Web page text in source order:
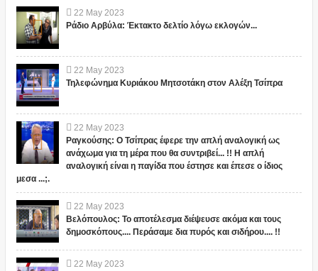
22 May 2023
Ράδιο Αρβύλα: Έκτακτο δελτίο λόγω εκλογών...
22 May 2023
Τηλεφώνημα Κυριάκου Μητσοτάκη στον Αλέξη Τσίπρα
22 May 2023
Ραγκούσης: Ο Τσίπρας έφερε την απλή αναλογική ως
ανάχωμα για τη μέρα που θα συντριβεί... !! Η απλή
αναλογική είναι η παγίδα που έστησε και έπεσε ο ίδιος
μεσα ...;.
22 May 2023
Βελόπουλος: Το αποτέλεσμα διέψευσε ακόμα και τους
δημοσκόπους.... Περάσαμε δια πυρός και σιδήρου.... !!
22 May 2023